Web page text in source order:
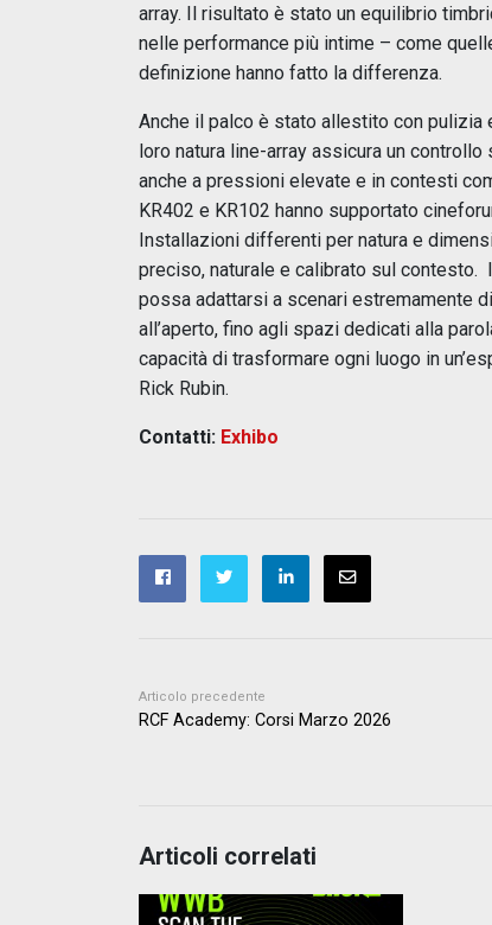
array. Il risultato è stato un equilibrio
nelle performance più intime – come
definizione hanno fatto la differenza.
Anche il palco è stato allestito con pulizia
loro natura line-array assicura un
anche a pressioni elevate e in contesti
KR402 e KR102 hanno supportato
Installazioni differenti per natura e
preciso, naturale e calibrato sul contesto.
possa adattarsi a scenari estremamente
all’aperto, fino agli spazi dedicati alla
capacità di trasformare ogni luogo in
Rick Rubin.
Contatti: Exhibo
Articolo precedente
RCF Academy: Corsi Marzo 2026
Articoli correlati